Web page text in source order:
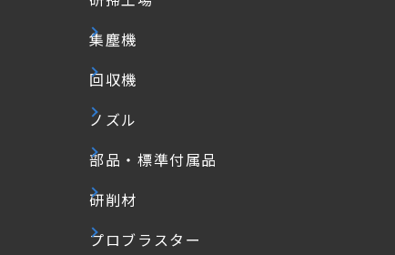
集塵機
回収機
ノズル
部品・標準付属品
研削材
プロブラスター